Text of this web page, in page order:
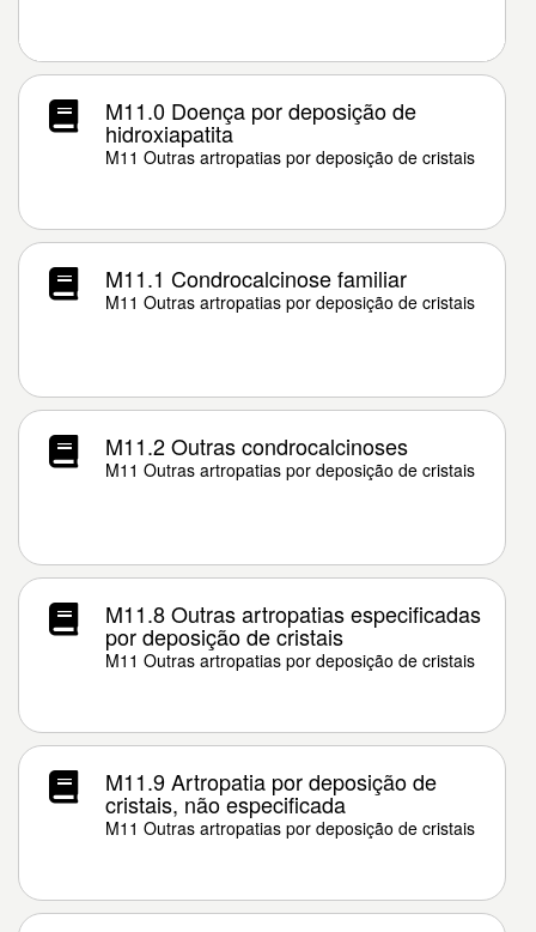
M11.0 Doença por deposição de
hidroxiapatita
M11 Outras artropatias por deposição de cristais
M11.1 Condrocalcinose familiar
M11 Outras artropatias por deposição de cristais
M11.2 Outras condrocalcinoses
M11 Outras artropatias por deposição de cristais
M11.8 Outras artropatias especificadas
por deposição de cristais
M11 Outras artropatias por deposição de cristais
M11.9 Artropatia por deposição de
cristais, não especificada
M11 Outras artropatias por deposição de cristais